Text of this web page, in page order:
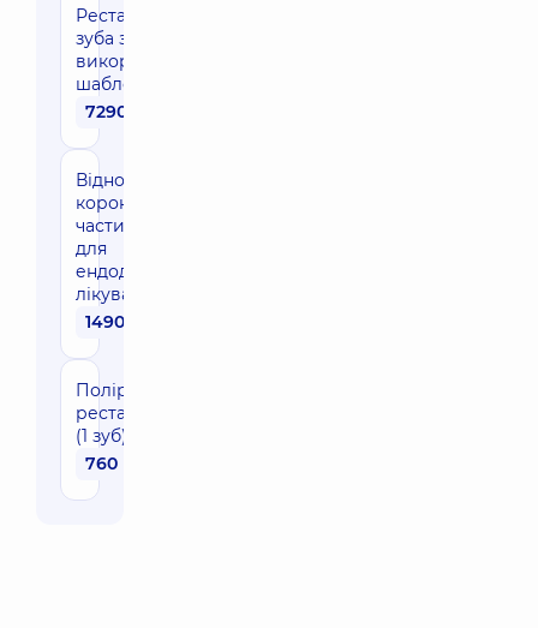
Реставрація
зуба з
використанням
шаблону
7290 грн
Відновлення
коронкової
частини зуба
для
ендодонтичного
лікування
1490 грн
Поліровка
реставрації
(1 зуб)
760 грн